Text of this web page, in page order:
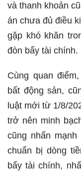
và thanh khoản
án chưa đủ điều
gặp khó khăn
đòn bẩy tài chính.
Cùng quan
bất động sản,
luật mới từ 1/8/
trở nên minh
cũng nhấn
chuẩn bị dòng
bẩy tài chính,